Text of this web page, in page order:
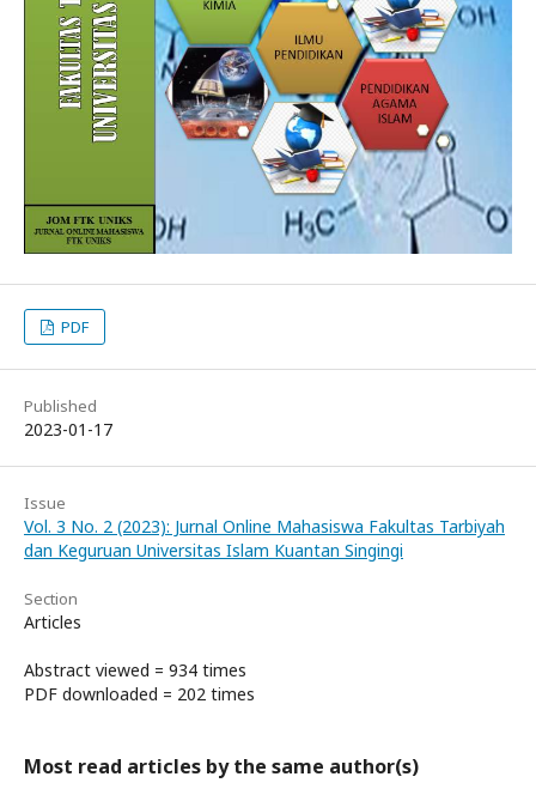
PDF
Published
2023-01-17
Issue
Vol. 3 No. 2 (2023): Jurnal Online Mahasiswa Fakultas Tarbiyah
dan Keguruan Universitas Islam Kuantan Singingi
Section
Articles
Abstract viewed = 934 times
PDF downloaded = 202 times
Most read articles by the same author(s)